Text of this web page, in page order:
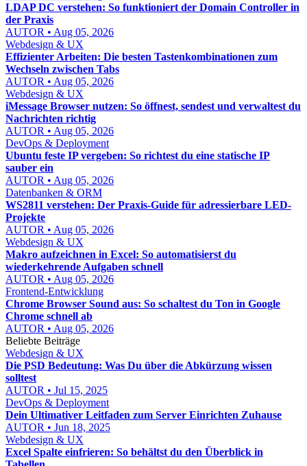
LDAP DC verstehen: So funktioniert der Domain Controller in
der Praxis
AUTOR • Aug 05, 2026
Webdesign & UX
Effizienter Arbeiten: Die besten Tastenkombinationen zum
Wechseln zwischen Tabs
AUTOR • Aug 05, 2026
Webdesign & UX
iMessage Browser nutzen: So öffnest, sendest und verwaltest du
Nachrichten richtig
AUTOR • Aug 05, 2026
DevOps & Deployment
Ubuntu feste IP vergeben: So richtest du eine statische IP
sauber ein
AUTOR • Aug 05, 2026
Datenbanken & ORM
WS2811 verstehen: Der Praxis-Guide für adressierbare LED-
Projekte
AUTOR • Aug 05, 2026
Webdesign & UX
Makro aufzeichnen in Excel: So automatisierst du
wiederkehrende Aufgaben schnell
AUTOR • Aug 05, 2026
Frontend-Entwicklung
Chrome Browser Sound aus: So schaltest du Ton in Google
Chrome schnell ab
AUTOR • Aug 05, 2026
Beliebte Beiträge
Webdesign & UX
Die PSD Bedeutung: Was Du über die Abkürzung wissen
solltest
AUTOR • Jul 15, 2025
DevOps & Deployment
Dein Ultimativer Leitfaden zum Server Einrichten Zuhause
AUTOR • Jun 18, 2025
Webdesign & UX
Excel Spalte einfrieren: So behältst du den Überblick in